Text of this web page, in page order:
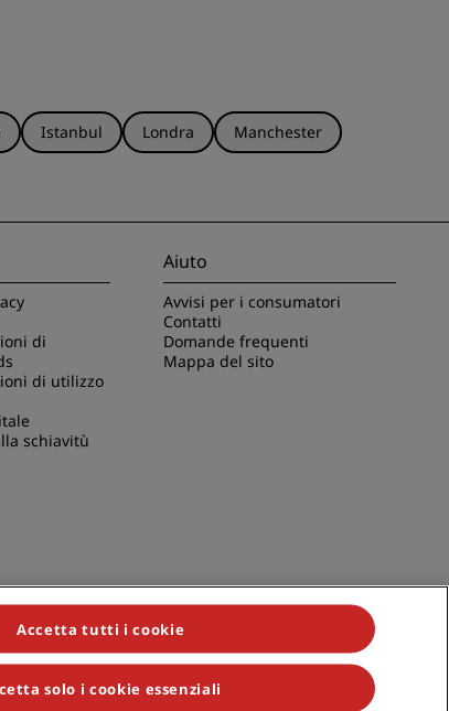
Istanbul Londra
Manchester
di
di utilizzo
schiavitù
Aiuto
Avvisi per i consumatori
Contatti
Domande frequenti
Mappa del sito
Accetta tutti i cookie
solo i cookie essenziali